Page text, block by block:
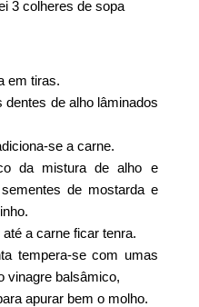
3 colheres de sopa
em tiras.
de alho lâminados
se a carne.
da mistura de alho e
de mostarda e
a carne ficar tenra.
tempera-se com umas
vinagre balsâmico,
apurar bem o molho.